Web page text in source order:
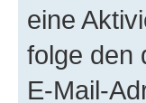
eine
folge den
E-Mail-